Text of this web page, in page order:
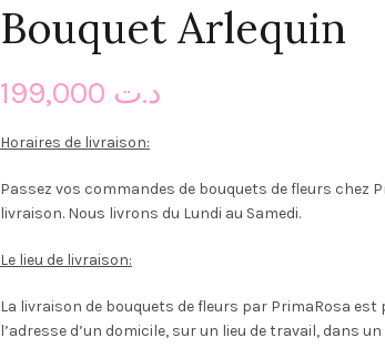
Bouquet Arlequin
د.ت
Horaires de livraison:
Passez vos commandes de bouquets de fleurs chez
livraison. Nous livrons du Lundi au Samedi.
Le lieu de livraison:
La livraison de bouquets de fleurs par PrimaRosa est
l’adresse d’un domicile, sur un lieu de travail, dans